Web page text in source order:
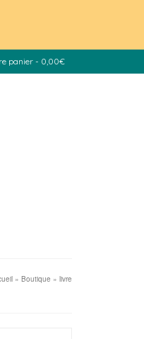
panier- 0,00€
» Boutique » livre